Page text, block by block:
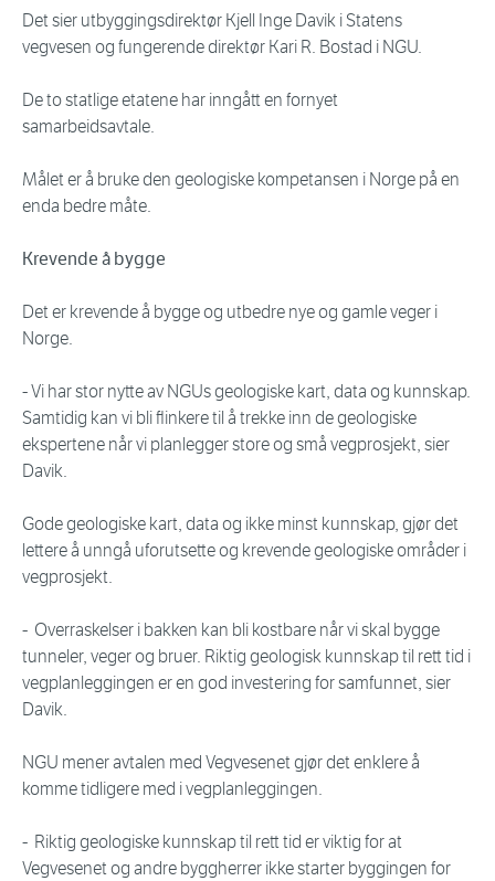
Det sier utbyggingsdirektør Kjell Inge Davik i Statens
vegvesen og fungerende direktør Kari R. Bostad i NGU.
De to statlige etatene har inngått en fornyet
samarbeidsavtale.
Målet er å bruke den geologiske kompetansen i Norge på en
enda bedre måte.
Krevende å bygge
Det er krevende å bygge og utbedre nye og gamle veger i
Norge.
- Vi har stor nytte av NGUs geologiske kart, data og kunnskap.
Samtidig kan vi bli flinkere til å trekke inn de geologiske
ekspertene når vi planlegger store og små vegprosjekt, sier
Davik.
Gode geologiske kart, data og ikke minst kunnskap, gjør det
lettere å unngå uforutsette og krevende geologiske områder i
vegprosjekt.
- Overraskelser i bakken kan bli kostbare når vi skal bygge
tunneler, veger og bruer. Riktig geologisk kunnskap til rett tid i
vegplanleggingen er en god investering for samfunnet, sier
Davik.
NGU mener avtalen med Vegvesenet gjør det enklere å
komme tidligere med i vegplanleggingen.
- Riktig geologiske kunnskap til rett tid er viktig for at
Vegvesenet og andre byggherrer ikke starter byggingen for